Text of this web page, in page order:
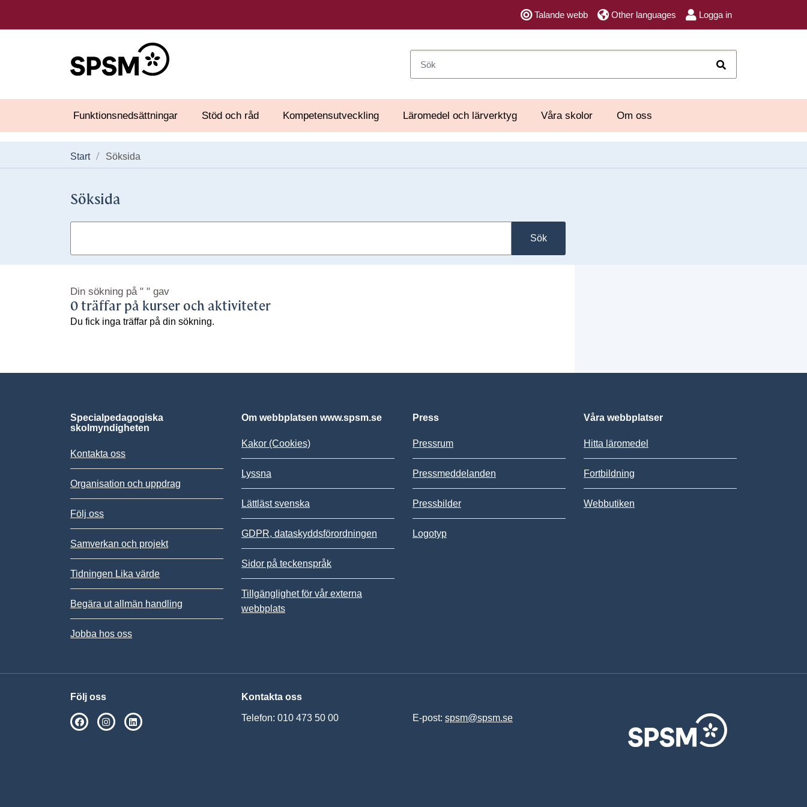
Talande webb Other languages Logga in
Funktionsnedsättningar Stöd och råd Kompetensutveckling Läromedel och lärverktyg Våra skolor Om oss
Start Söksida
Söksida
Sök
Din sökning på " " gav
0 träffar på kurser och aktiviteter
Du fick inga träffar på din sökning.
Specialpedagogiska
skolmyndigheten
Kontakta oss
Organisation och uppdrag
Följ oss
Samverkan och projekt
Tidningen Lika värde
Begära ut allmän handling
Jobba hos oss
Om webbplatsen www.spsm.se
Kakor (Cookies)
Lyssna
Lättläst svenska
GDPR, dataskyddsförordningen
Sidor på teckenspråk
Tillgänglighet för vår externa
webbplats
Press
Pressrum
Pressmeddelanden
Pressbilder
Logotyp
Våra webbplatser
Hitta läromedel
Fortbildning
Webbutiken
Följ oss
SPSM på Facebook
SPSM på Instagram
Kontakta oss
Telefon: 010 473 50 00 E-post: spsm@spsm.se